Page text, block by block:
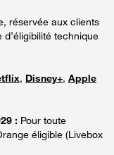
réservée aux clients
technique
, Disney+, Apple
: Pour toute
éligible (Livebox